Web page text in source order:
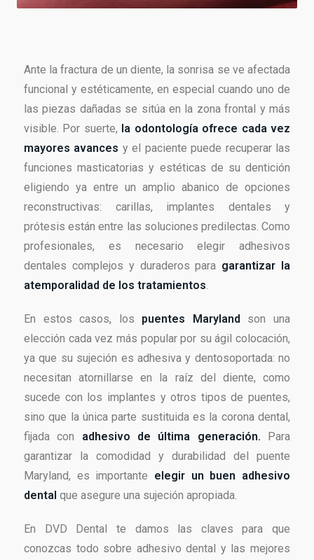
Ante la fractura de un diente, la sonrisa se ve afectada
funcional y estéticamente, en especial cuando uno de
las piezas dañadas se sitúa en la zona frontal y más
visible. Por suerte, la odontología ofrece cada vez
mayores avances y el paciente puede recuperar las
funciones masticatorias y estéticas de su dentición
eligiendo ya entre un amplio abanico de opciones
reconstructivas: carillas, implantes dentales y
prótesis están entre las soluciones predilectas. Como
profesionales, es necesario elegir adhesivos
dentales complejos y duraderos para garantizar la
atemporalidad de los tratamientos.
En estos casos, los puentes Maryland son una
elección cada vez más popular por su ágil colocación,
ya que su sujeción es adhesiva y dentosoportada: no
necesitan atornillarse en la raíz del diente, como
sucede con los implantes y otros tipos de puentes,
sino que la única parte sustituida es la corona dental,
fijada con adhesivo de última generación. Para
garantizar la comodidad y durabilidad del puente
Maryland, es importante elegir un buen adhesivo
dental que asegure una sujeción apropiada.
En DVD Dental te damos las claves para que
conozcas todo sobre adhesivo dental y las mejores